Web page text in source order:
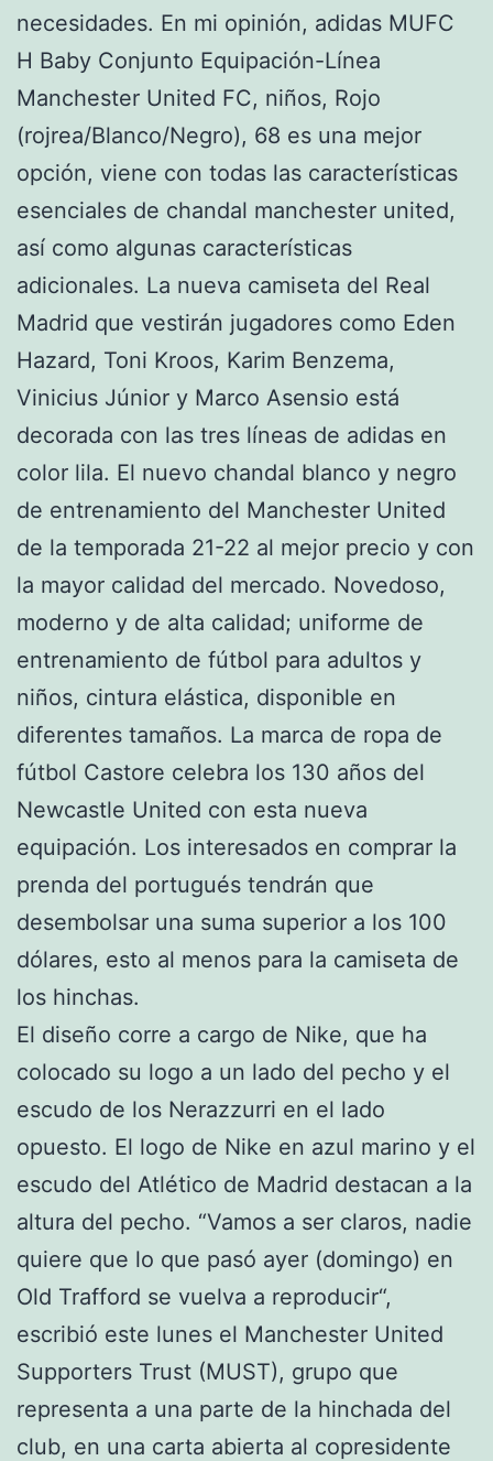
necesidades. En mi opinión, adidas MUFC
H Baby Conjunto Equipación-Línea
Manchester United FC, niños, Rojo
(rojrea/Blanco/Negro), 68 es una mejor
opción, viene con todas las características
esenciales de chandal manchester united,
así como algunas características
adicionales. La nueva camiseta del Real
Madrid que vestirán jugadores como Eden
Hazard, Toni Kroos, Karim Benzema,
Vinicius Júnior y Marco Asensio está
decorada con las tres líneas de adidas en
color lila. El nuevo chandal blanco y negro
de entrenamiento del Manchester United
de la temporada 21-22 al mejor precio y con
la mayor calidad del mercado. Novedoso,
moderno y de alta calidad; uniforme de
entrenamiento de fútbol para adultos y
niños, cintura elástica, disponible en
diferentes tamaños. La marca de ropa de
fútbol Castore celebra los 130 años del
Newcastle United con esta nueva
equipación. Los interesados en comprar la
prenda del portugués tendrán que
desembolsar una suma superior a los 100
dólares, esto al menos para la camiseta de
los hinchas.
El diseño corre a cargo de Nike, que ha
colocado su logo a un lado del pecho y el
escudo de los Nerazzurri en el lado
opuesto. El logo de Nike en azul marino y el
escudo del Atlético de Madrid destacan a la
altura del pecho. “Vamos a ser claros, nadie
quiere que lo que pasó ayer (domingo) en
Old Trafford se vuelva a reproducir“,
escribió este lunes el Manchester United
Supporters Trust (MUST), grupo que
representa a una parte de la hinchada del
club, en una carta abierta al copresidente